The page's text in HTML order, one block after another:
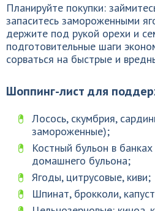
Планируйте покупки:
запаситесь замороженными
держите под рукой орехи и
подготовительные шаги
сорваться на быстрые и
Шоппинг-лист для
Лосось, скумбрия,
замороженные);
Костный бульон в
домашнего бульона;
Ягоды, цитрусовые, киви;
Шпинат, брокколи,